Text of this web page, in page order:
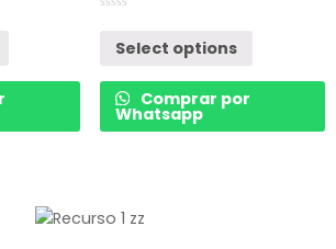
Select options
Comprar por
Whatsapp